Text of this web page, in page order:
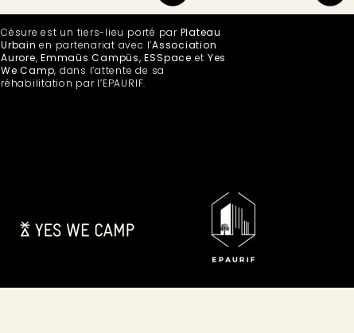
Césure est un tiers-lieu porté par Plateau
Urbain en partenariat avec l’Association
Aurore,Emmaüs Campüs, ESSpace et Yes
We Camp, dans l’attente de sa
réhabilitation par l’EPAURIF.